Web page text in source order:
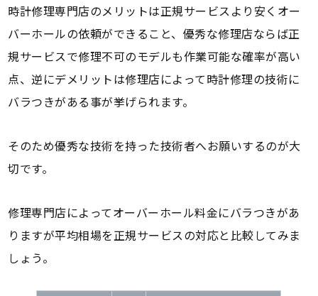
時計修理専門店のメリットは正規サービスより安くオー
バーホールの依頼ができること、優秀な修理店ならば正
規サービスで修理不可のモデルも作業可能な確率が高い
点、逆にデメリットは修理店によって時計修理の技術に
バラつきがある事が挙げられます。
そのため優秀な技術を持った技術者へお願いするのが大
切です。
修理専門店によってオーバーホール料金にバラつきがあ
りますが平均相場を正規サービスの対応と比較してみま
しょう。